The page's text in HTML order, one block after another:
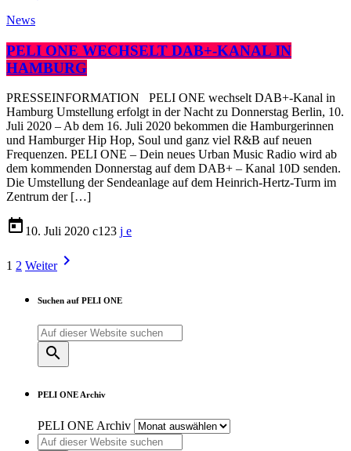
News
PELI ONE WECHSELT DAB+-KANAL IN
HAMBURG
PRESSEINFORMATION PELI ONE wechselt DAB+-Kanal in
Hamburg Umstellung erfolgt in der Nacht zu Donnerstag Berlin, 10.
Juli 2020 – Ab dem 16. Juli 2020 bekommen die Hamburgerinnen
und Hamburger Hip Hop, Soul und ganz viel R&B auf neuen
Frequenzen. PELI ONE – Dein neues Urban Music Radio wird ab
dem kommenden Donnerstag auf dem DAB+ – Kanal 10D senden.
Die Umstellung der Sendeanlage auf dem Heinrich-Hertz-Turm im
Zentrum der […]
today 10. Juli 2020 123
1 2 Weiternavigate_next
Suchen auf PELI ONE
search
PELI ONE Archiv
PELI ONE Archiv